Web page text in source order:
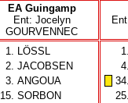
EA Guingamp
Ent: Jocelyn
GOURVENNEC
1.
LÖSSL
2. JACOBSEN
3. ANGOUA
15. SORBON